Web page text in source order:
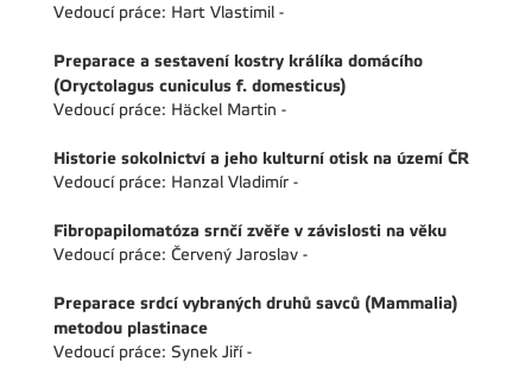
Vedoucí práce: Hart Vlastimil -
Preparace a sestavení kostry králíka domácího
(Oryctolagus cuniculus f. domesticus)
Vedoucí práce: Häckel Martin -
Historie sokolnictví a jeho kulturní otisk na území ČR
Vedoucí práce: Hanzal Vladimír -
Fibropapilomatóza srnčí zvěře v závislosti na věku
Vedoucí práce: Červený Jaroslav -
Preparace srdcí vybraných druhů savců (Mammalia)
metodou plastinace
Vedoucí práce: Synek Jiří -